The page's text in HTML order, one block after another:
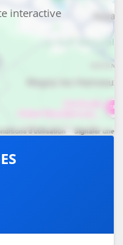
interactive